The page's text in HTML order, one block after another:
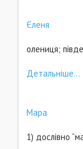
Єленя
олениця;
Детальніше...
Мара
1) дослівно